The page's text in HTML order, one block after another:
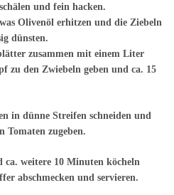
und fein hacken.
Olivenöl erhitzen und die Ziebeln
dünsten.
zusammen mit einem Liter
zu den Zwiebeln geben und ca. 15
in dünne Streifen schneiden und
Tomaten zugeben.
ca. weitere 10 Minuten köcheln
abschmecken und servieren.